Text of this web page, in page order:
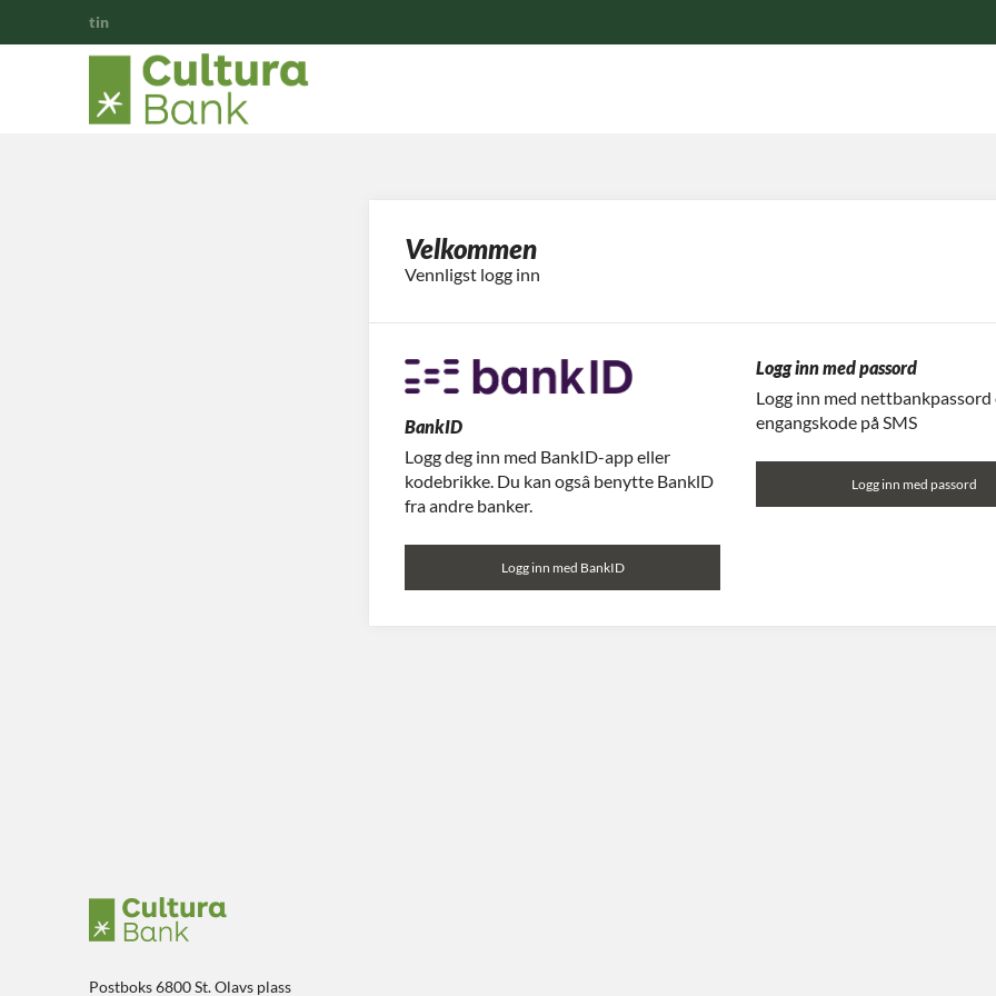
tin
Velkommen
Vennligst logg inn
BankID
Logg deg inn med BankID-app eller
kodebrikke. Du kan ogsâ benytte BanklD
fra andre banker.
Logg inn med BankID
Logg inn med passord
Logg inn med nettbankpassord
engangskode på SMS
Logg inn med passord
Postboks 6800 St. Olavs plass